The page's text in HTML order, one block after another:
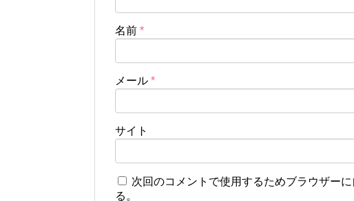
名前 *
メール *
サイト
次回のコメントで使用するためブラウザー
る。